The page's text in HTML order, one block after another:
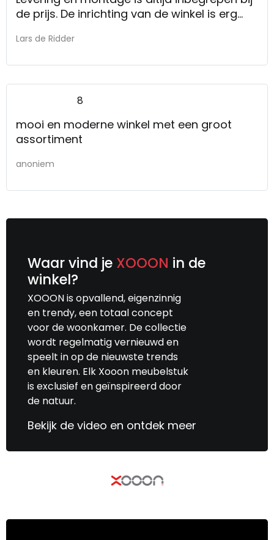
de prijs. De inrichting van de winkel is erg
meubels bij elkaar passen, dankzij het
Lars de Ridder
8
mooi en moderne winkel met een groot
assortiment
anoniem
Waar vind je XOOON in de
winkel?
XOOON is opvallend, eigenzinnig
en trendy, een totaal concept
voor de woonkamer. De collectie
wordt regelmatig vernieuwd en
speelt in op de nieuwste trends
en kleuren. Elk Xooon meubelstuk
is exclusief en geïnspireerd door
de natuur.
Bekijk de video en ontdek meer